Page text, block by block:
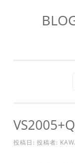
ッ
プ
投稿日: 投稿者: